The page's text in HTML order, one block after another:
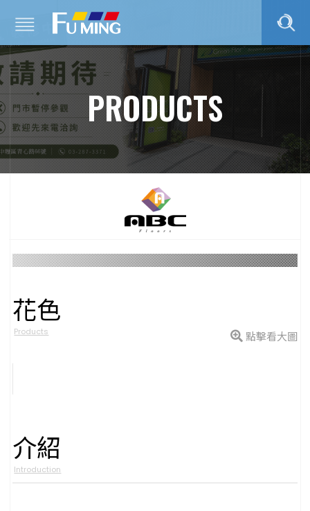
PRODUCTS
花色
Products 點擊看大圖
介紹
Introduction